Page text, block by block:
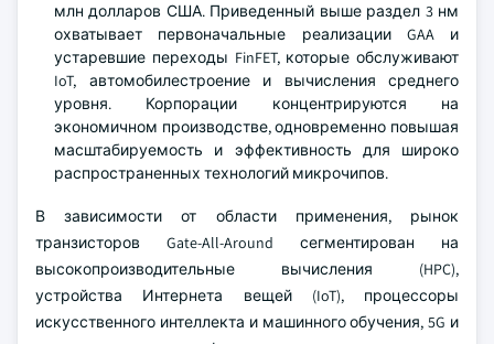
млн долларов США. Приведенный выше раздел 3 нм
охватывает первоначальные реализации GAA и
устаревшие переходы FinFET, которые обслуживают
IoT, автомобилестроение и вычисления среднего
уровня. Корпорации концентрируются на
экономичном производстве, одновременно повышая
масштабируемость и эффективность для широко
распространенных технологий микрочипов.
В зависимости от области применения, рынок
транзисторов Gate-All-Around сегментирован на
высокопроизводительные вычисления (HPC),
устройства Интернета вещей (IoT), процессоры
искусственного интеллекта и машинного обучения, 5G и